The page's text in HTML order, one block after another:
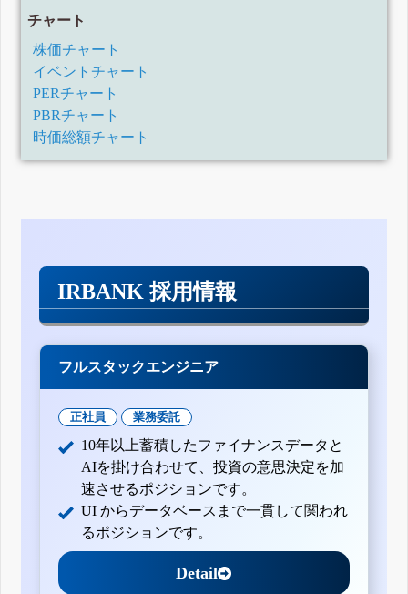
チャート
株価チャート
イベントチャート
PERチャート
PBRチャート
時価総額チャート
IRBANK 採用情報
フルスタックエンジニア
正社員 業務委託
10年以上蓄積したファイナンスデータと
AIを掛け合わせて、投資の意思決定を加
速させるポジションです。
UI からデータベースまで一貫して関われ
るポジションです。
Detail